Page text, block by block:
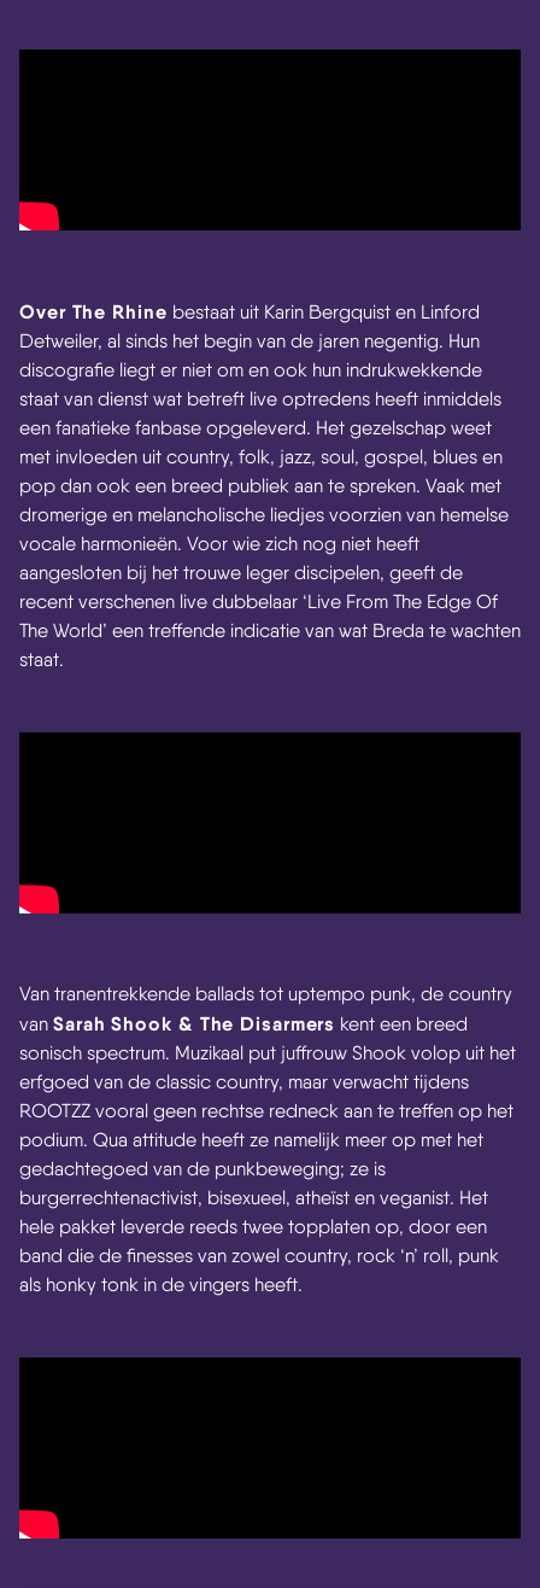
Over The Rhine bestaat uit Karin Bergquist en Linford
Detweiler, al sinds het begin van de jaren negentig. Hun
discografie liegt er niet om en ook hun indrukwekkende
staat van dienst wat betreft live optredens heeft inmiddels
een fanatieke fanbase opgeleverd. Het gezelschap weet
met invloeden uit country, folk, jazz, soul, gospel, blues en
pop dan ook een breed publiek aan te spreken. Vaak met
dromerige en melancholische liedjes voorzien van hemelse
vocale harmonieën. Voor wie zich nog niet heeft
aangesloten bij het trouwe leger discipelen, geeft de
recent verschenen live dubbelaar ‘Live From The Edge Of
The World’ een treffende indicatie van wat Breda te wachten
staat.
Van tranentrekkende ballads tot uptempo punk, de country
van Sarah Shook & The Disarmers kent een breed
sonisch spectrum. Muzikaal put juffrouw Shook volop uit het
erfgoed van de classic country, maar verwacht tijdens
ROOTZZ vooral geen rechtse redneck aan te treffen op het
podium. Qua attitude heeft ze namelijk meer op met het
gedachtegoed van de punkbeweging; ze is
burgerrechtenactivist, bisexueel, atheïst en veganist. Het
hele pakket leverde reeds twee topplaten op, door een
band die de finesses van zowel country, rock ‘n’ roll, punk
als honky tonk in de vingers heeft.